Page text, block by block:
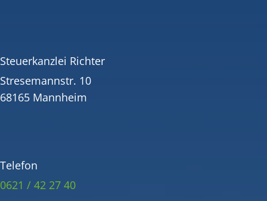
Steuerkanzlei Richter
Stresemannstr. 10
68165 Mannheim
Telefon
0621 / 42 27 40